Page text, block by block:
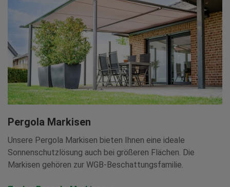
Pergola Markisen
Unsere Pergola Markisen bieten Ihnen eine ideale
Sonnenschutzlösung auch bei größeren Flächen. Die
Markisen gehören zur WGB-Beschattungsfamilie.